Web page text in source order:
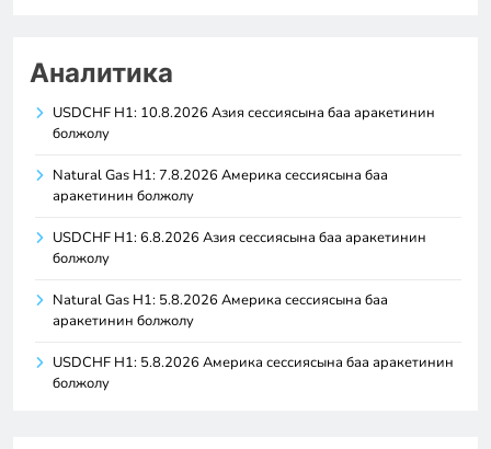
Аналитика
USDCHF H1: 10.8.2026 Азия сессиясына баа аракетинин
болжолу
Natural Gas H1: 7.8.2026 Америка сессиясына баа
аракетинин болжолу
USDCHF H1: 6.8.2026 Азия сессиясына баа аракетинин
болжолу
Natural Gas H1: 5.8.2026 Америка сессиясына баа
аракетинин болжолу
USDCHF H1: 5.8.2026 Америка сессиясына баа аракетинин
болжолу